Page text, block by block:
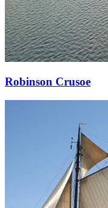
Robinson Crusoe